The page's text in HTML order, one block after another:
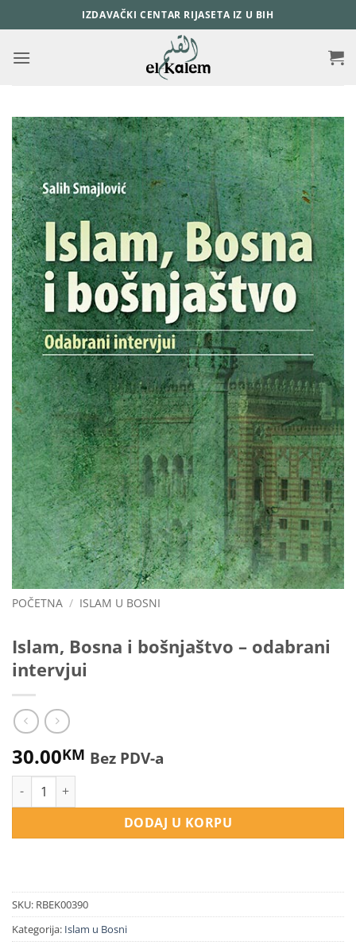
to
content
IZDAVAČKI CENTAR RIJASETA IZ U BIH
POČETNA / ISLAM U BOSNI
Islam, Bosna i bošnjaštvo – odabrani
intervjui
30.00KM Bez PDV-a
Islam, Bosna i bošnjaštvo - odabrani intervjui količina
DODAJ U KORPU
SKU: RBEK00390
Kategorija: Islam u Bosni